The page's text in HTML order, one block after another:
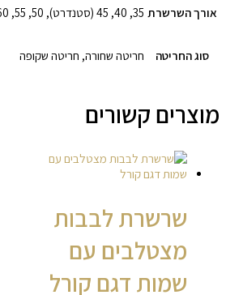
אורך השרשרת 35, 40, 45 (סטנדרט), 50, 55, 60
סוג החריטה חריטה שחורה, חריטה שקופה
מוצרים קשורים
שרשרת לבבות
מצטלבים עם
שמות דגם קורל